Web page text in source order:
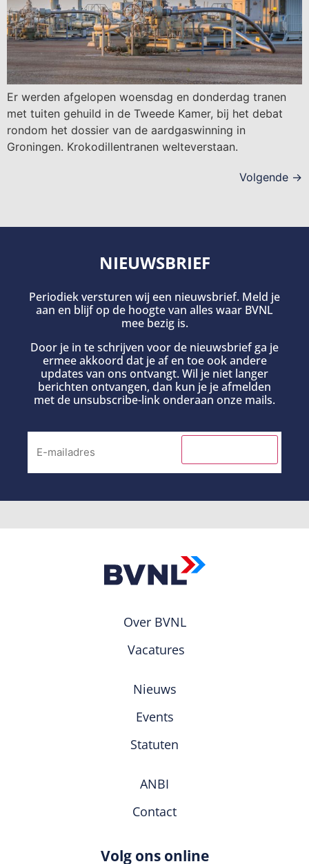
Er werden afgelopen woensdag en donderdag tranen
met tuiten gehuild in de Tweede Kamer, bij het debat
rondom het dossier van de aardgaswinning in
Groningen. Krokodillentranen welteverstaan.
Volgende →
NIEUWSBRIEF
Periodiek versturen wij een nieuwsbrief. Meld je
aan en blijf op de hoogte van alles waar BVNL
mee bezig is.
Door je in te schrijven voor de nieuwsbrief ga je
ermee akkoord dat je af en toe ook andere
updates van ons ontvangt. Wil je niet langer
berichten ontvangen, dan kun je je afmelden
met de unsubscribe-link onderaan onze mails.
Over BVNL
Vacatures
Nieuws
Events
Statuten
ANBI
Contact
Volg ons online